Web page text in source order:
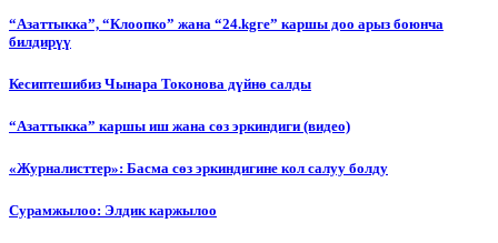
“Азаттыкка”, “Клоопко” жана “24.kgге” каршы доо арыз боюнча
билдирүү
Кесиптешибиз Чынара Токонова дүйнө салды
“Азаттыкка” каршы иш жана сөз эркиндиги (видео)
«Журналисттер»: Басма сөз эркиндигине кол салуу болду
Сурамжылоо: Элдик каржылоо